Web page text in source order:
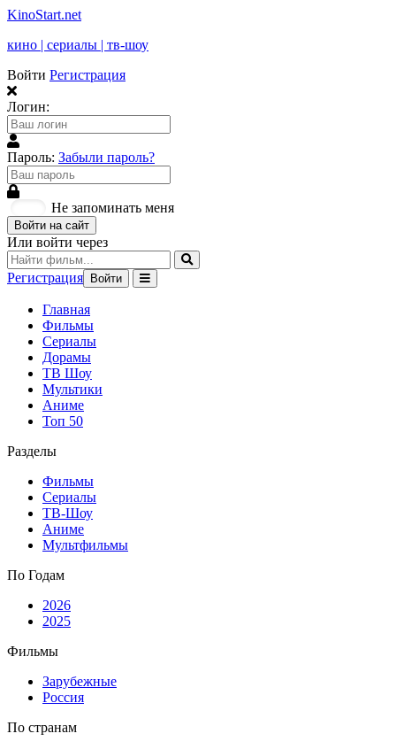
KinoStart.net
кино | сериалы | тв-шоу
Войти Регистрация
Логин:
Пароль: Забыли пароль?
Не запоминать меня
Войти на сайт
Или войти через
Регистрация Войти
Главная
Фильмы
Сериалы
Дорамы
ТВ Шоу
Мультики
Аниме
Топ 50
Разделы
Фильмы
Сериалы
ТВ-Шоу
Аниме
Мультфильмы
По Годам
2026
2025
Фильмы
Зарубежные
Россия
По странам